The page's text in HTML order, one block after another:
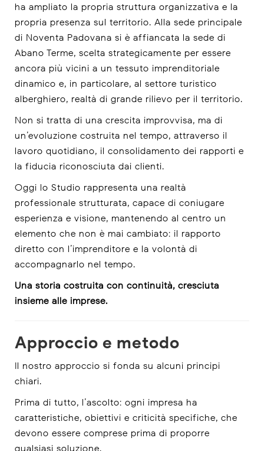
ha ampliato la propria struttura organizzativa e la
propria presenza sul territorio. Alla sede principale
di Noventa Padovana si è affiancata la sede di
Abano Terme, scelta strategicamente per essere
ancora più vicini a un tessuto imprenditoriale
dinamico e, in particolare, al settore turistico-
alberghiero, realtà di grande rilievo per il territorio.
Non si tratta di una crescita improvvisa, ma di
un’evoluzione costruita nel tempo, attraverso il
lavoro quotidiano, il consolidamento dei rapporti e
la fiducia riconosciuta dai clienti.
Oggi lo Studio rappresenta una realtà
professionale strutturata, capace di coniugare
esperienza e visione, mantenendo al centro un
elemento che non è mai cambiato: il rapporto
diretto con l’imprenditore e la volontà di
accompagnarlo nel tempo.
Una storia costruita con continuità, cresciuta
insieme alle imprese.
Approccio e metodo
Il nostro approccio si fonda su alcuni principi
chiari.
Prima di tutto, l’ascolto: ogni impresa ha
caratteristiche, obiettivi e criticità specifiche, che
devono essere comprese prima di proporre
qualsiasi soluzione.